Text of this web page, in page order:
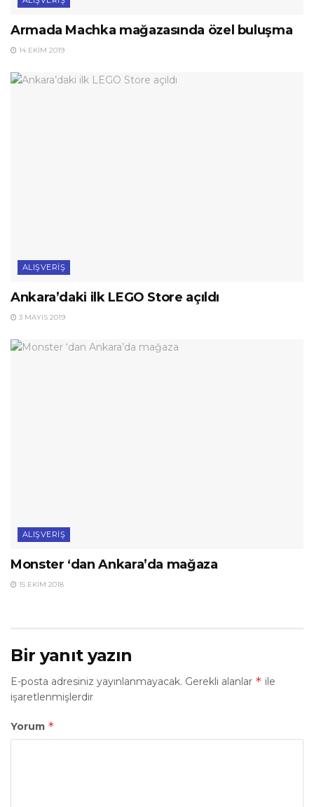
Armada Machka mağazasında özel buluşma
14 EKIM 2019
ALIŞVERIŞ
Ankara’daki ilk LEGO Store açıldı
3 MAYIS 2019
ALIŞVERIŞ
Monster ‘dan Ankara’da mağaza
15 EKIM 2018
Bir yanıt yazın
E-posta adresiniz yayınlanmayacak. Gerekli alanlar * ile
işaretlenmişlerdir
Yorum *